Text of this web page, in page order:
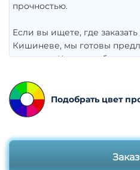
прочностью.
Если вы ищете, где
Кишиневе, мы готовы
решения. Каждая табличка
номерами домов под заказ,
таблички с
подчеркнут стиль вашего
Наши специалисты
технологии для
Кишиневе, включая
Подобрать цвет